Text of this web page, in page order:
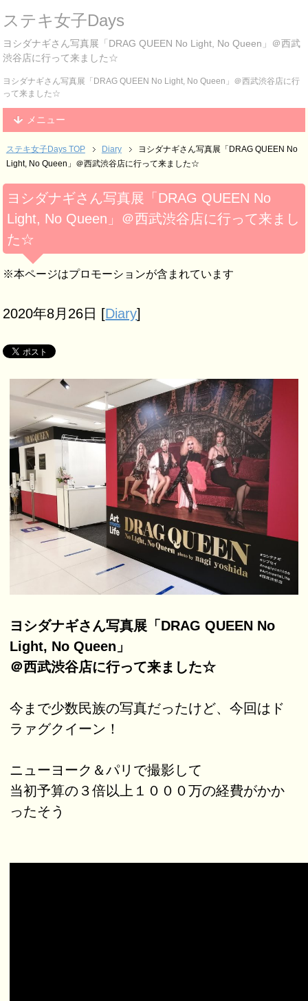
ステキ女子Days
ヨシダナギさん写真展「DRAG QUEEN No Light, No Queen」＠西武
渋谷店に行って来ました☆
ヨシダナギさん写真展「DRAG QUEEN No Light, No Queen」＠西武渋谷店に行
って来ました☆
メニュー
ステキ女子Days TOP Diary
ヨシダナギさん写真展「DRAG QUEEN No
Light, No Queen」＠西武渋谷店に行って来ました☆
ヨシダナギさん写真展「DRAG QUEEN No
Light, No Queen」＠西武渋谷店に行って来まし
た☆
※本ページはプロモーションが含まれています
2020年8月26日 [Diary]
ヨシダナギさん写真展「DRAG QUEEN No
Light, No Queen」
＠西武渋谷店に行って来ました☆
今まで少数民族の写真だったけど、今回はド
ラァグクイーン！
ニューヨーク＆パリで撮影して
当初予算の３倍以上１０００万の経費がかか
ったそう